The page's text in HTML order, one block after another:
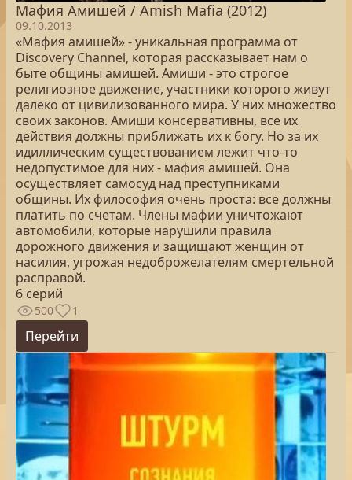
Мафия Амишей / Amish Mafia (2012)
09.10.2013
«Мафия амишей» - уникальная программа от
Discovery Channel, которая рассказывает нам о
быте общины амишей. Амиши - это строгое
религиозное движение, участники которого живут
далеко от цивилизованного мира. У них множество
своих законов. Амиши консервативны, все их
действия должны приближать их к богу. Но за их
идиллическим существованием лежит что-то
недопустимое для них - мафия амишей. Она
осуществляет самосуд над преступниками
общины. Их философия очень проста: все должны
платить по счетам. Члены мафии уничтожают
автомобили, которые нарушили правила
дорожного движения и защищают женщин от
насилия, угрожая недоброжелателям смертельной
расправой.
6 серий
500 1
Перейти